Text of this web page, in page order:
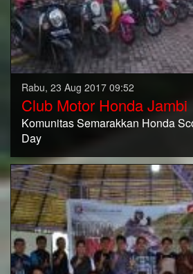
Rabu, 23 Aug 2017 09:52
Club Motor Honda Jambi
Komunitas Semarakkan Honda
Day